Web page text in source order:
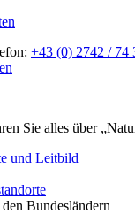
+43 (0) 2742 / 74
Sie alles über
und Leitbild
Bundesländern